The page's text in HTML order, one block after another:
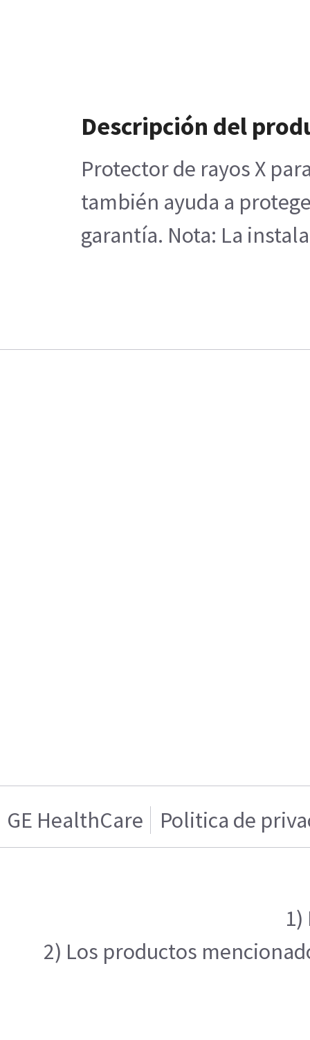
Descripción del
Protector de rayos X
también ayuda a
garantía. Nota: La
GE HealthCare Politica de
2) Los productos